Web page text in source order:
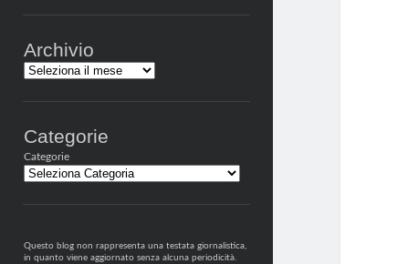
Archivio
Archivi
Categorie
Categorie
Questo blog non rappresenta una testata giornalistica,
in quanto viene aggiornato senza alcuna periodicità.